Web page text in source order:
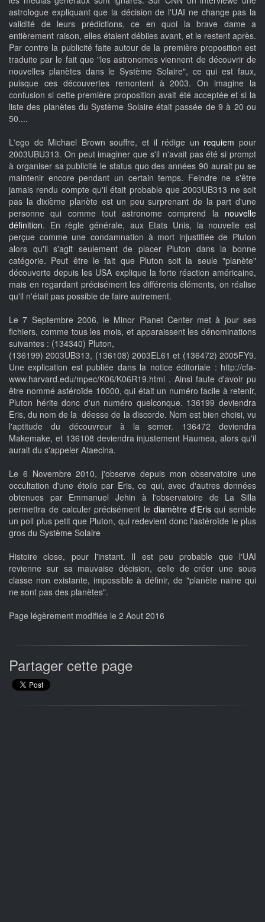
astrologue expliquant que la décision de l'UAI ne change pas la
validité de leurs prédictions, ce en quoi la brave dame a
entièrement raison, elles étaient débiles avant, et le restent après.
Par contre la publicité faite autour de la première proposition est
traduite par le fait que "les astronomes viennent de découvrir de
nouvelles planètes dans le Système Solaire", ce qui est faux,
puisque ces découvertes remontent à 2003. On imagine la
confusion si cette première proposition avait été acceptée et si la
liste des planètes du Système Solaire était passée de 9 à 20 ou
50....
L'ego de Michael Brown souffre, et il rédige un requiempour
2003UBU313. On peut imaginer que s'il n'avait pas été si prompt
à organiser sa publicité le status quo des années 90 aurait pu se
maintenir encore pendant un certain temps. Feindre ne s'être
jamais rendu compte qu'il était probable que 2003UB313 ne soit
pas la dixième planète est un peu surprenant de la part d'une
personne qui comme tout astronome comprend la nouvelle
définition. En règle générale, aux Etats Unis, la nouvelle est
perçue comme une condamnation à mort injustifiée de Pluton
alors qu'il s'agit seulement de placer Pluton dans la bonne
catégorie. Peut être le fait que Pluton soit la seule "planète"
découverte depuis les USA explique la forte réaction américaine,
mais en regardant précisément les différents éléments, on réalise
qu'il n'était pas possible de faire autrement.
Le 7 Septembre 2006, le Minor Planet Center met à jour ses
fichiers, comme tous les mois, et apparaissent les dénominations
suivantes : (134340) Pluton,
(136199) 2003UB313, (136108) 2003EL61 et (136472) 2005FY9.
Une explication est publiée dans la notice éditoriale : http://cfa-
www.harvard.edu/mpec/K06/K06R19.html . Ainsi faute d'avoir pu
être nommé astéroïde 10000, qui était un numéro facile à retenir,
Pluton hérite donc d'un numéro quelconque. 136199 deviendra
Eris, du nom de la déesse de la discorde. Nom est bien choisi, vu
l'aptitude du découvreur à la semer. 136472 deviendra
Makemake, et 136108 deviendra injustement Haumea, alors qu'il
aurait du s'appeler Ataecina.
Le 6 Novembre 2010, j'observe depuis mon observatoire une
occultation d'une étoile par Eris, ce qui, avec d'autres données
obtenues par Emmanuel Jehin à l'observatoire de La Silla
permettra de calculer précisément le diamètre d'Erisqui semble
un poil plus petit que Pluton, qui redevient donc l'astéroïde le plus
gros du Système Solaire
Histoire close, pour l'instant. Il est peu probable que l'UAI
revienne sur sa mauvaise décision, celle de créer une sous
classe non existante, impossible à définir, de "planète naine qui
ne sont pas des planètes".
Page légèrement modifiée le 2 Aout 2016
Partager cette page